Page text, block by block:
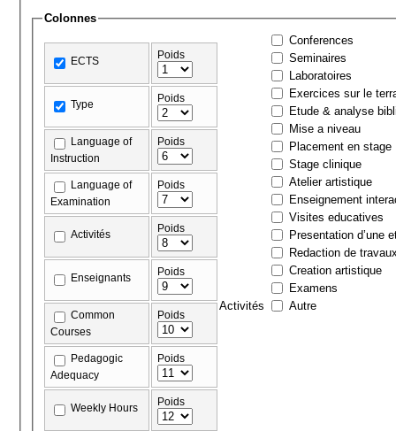
Colonnes
ECTS Poids
Type Poids
Language of
Instruction
Poids
Language of
Examination
Poids
Activités Poids
Enseignants Poids
Common
Courses
Poids
Pedagogic
Adequacy
Poids
Weekly Hours Poids
Activités
Conferences
Seminaires
Laboratoires
Exercices sur le
Etude & analyse
Mise a niveau
Placement en stage
Stage clinique
Atelier artistique
Enseignement
Visites educatives
Presentation d’une
Redaction de
Creation artistique
Examens
Autre